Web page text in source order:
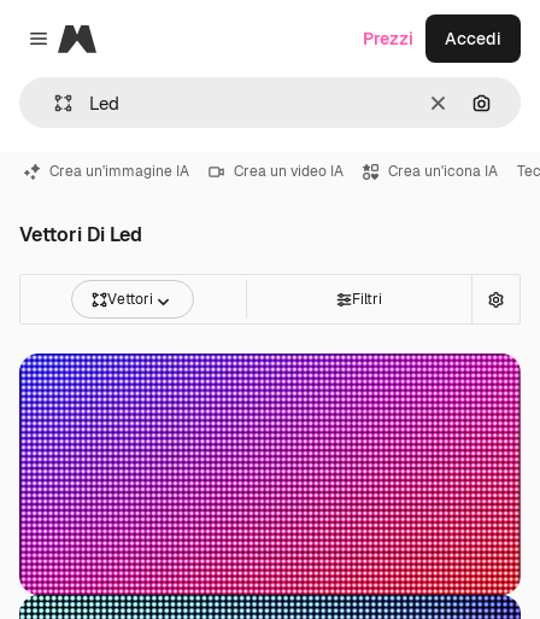
Close menu
Magnific
CancellaCerca
Prezzi Accedi
Crea un'immagine IA Crea un video IA Crea un'icona IA
Vettori Di Led
Vettori Filtri